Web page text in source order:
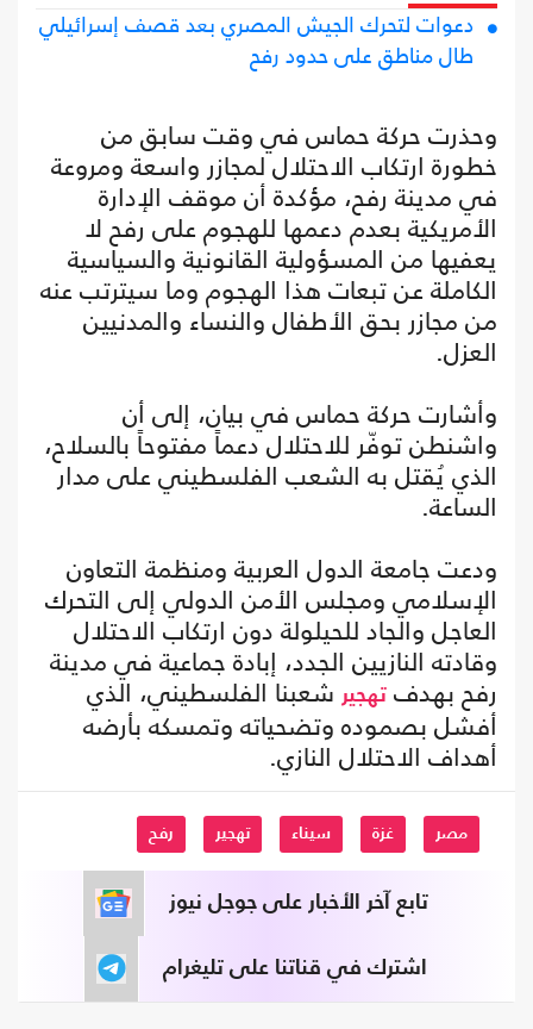
دعوات لتحرك الجيش المصري بعد قصف إسرائيلي
طال مناطق على حدود رفح
وحذرت حركة حماس في وقت سابق من
خطورة ارتكاب الاحتلال لمجازر واسعة ومروعة
في مدينة رفح، مؤكدة أن موقف الإدارة
الأمريكية بعدم دعمها للهجوم على رفح لا
يعفيها من المسؤولية القانونية والسياسية
الكاملة عن تبعات هذا الهجوم وما سيترتب عنه
من مجازر بحق الأطفال والنساء والمدنيين
العزل.
وأشارت حركة حماس في بيان، إلى أن
واشنطن توفّر للاحتلال دعماً مفتوحاً بالسلاح،
الذي يُقتل به الشعب الفلسطيني على مدار
الساعة.
ودعت جامعة الدول العربية ومنظمة التعاون
الإسلامي ومجلس الأمن الدولي إلى التحرك
العاجل والجاد للحيلولة دون ارتكاب الاحتلال
وقادته النازيين الجدد، إبادة جماعية في مدينة
رفح بهدف تهجير شعبنا الفلسطيني، الذي
أفشل بصموده وتضحياته وتمسكه بأرضه
أهداف الاحتلال النازي.
مصر غزة سيناء تهجير رفح
تابع آخر الأخبار على جوجل نيوز
اشترك في قناتنا على تليغرام